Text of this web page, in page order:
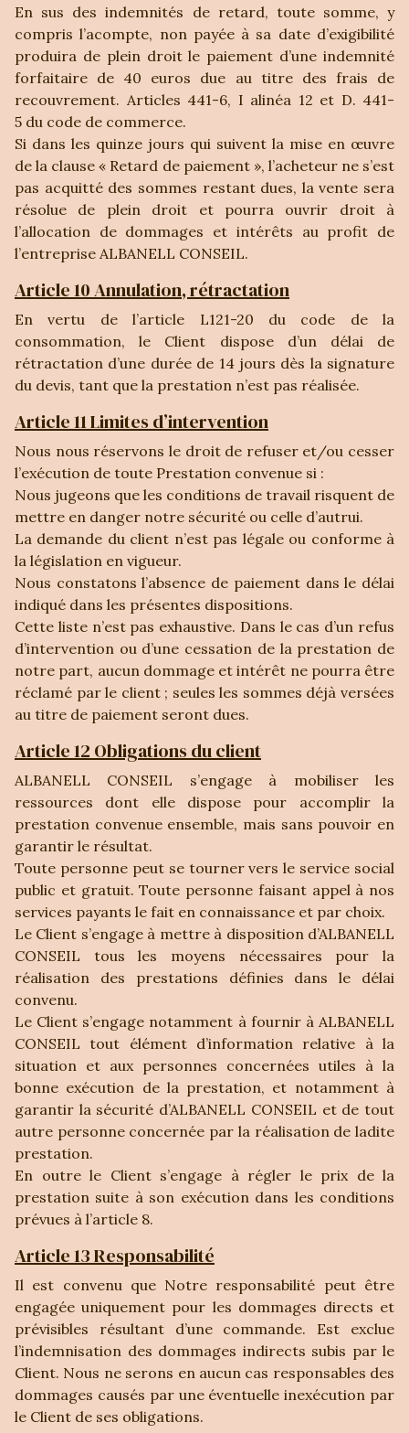
En sus des indemnités de retard, toute somme, y
compris l’acompte, non payée à sa date d’exigibilité
produira de plein droit le paiement d’une indemnité
forfaitaire de 40 euros due au titre des frais de
recouvrement. Articles 441-6, I alinéa 12 et D. 441-
5 du code de commerce.
Si dans les quinze jours qui suivent la mise en œuvre
de la clause « Retard de paiement », l’acheteur ne s’est
pas acquitté des sommes restant dues, la vente sera
résolue de plein droit et pourra ouvrir droit à
l’allocation de dommages et intérêts au profit de
l’entreprise ALBANELL CONSEIL.
Article 10 Annulation, rétractation
En vertu de l’article L121-20 du code de la
consommation, le Client dispose d’un délai de
rétractation d’une durée de 14 jours dès la signature
du devis, tant que la prestation n’est pas réalisée.
Article 11 Limites d’intervention
Nous nous réservons le droit de refuser et/ou cesser
l’exécution de toute Prestation convenue si :
Nous jugeons que les conditions de travail risquent de
mettre en danger notre sécurité ou celle d’autrui.
La demande du client n’est pas légale ou conforme à
la législation en vigueur.
Nous constatons l’absence de paiement dans le délai
indiqué dans les présentes dispositions.
Cette liste n’est pas exhaustive. Dans le cas d’un refus
d’intervention ou d’une cessation de la prestation de
notre part, aucun dommage et intérêt ne pourra être
réclamé par le client ; seules les sommes déjà versées
au titre de paiement seront dues.
Article 12 Obligations du client
ALBANELL CONSEIL s’engage à mobiliser les
ressources dont elle dispose pour accomplir la
prestation convenue ensemble, mais sans pouvoir en
garantir le résultat.
Toute personne peut se tourner vers le service social
public et gratuit. Toute personne faisant appel à nos
services payants le fait en connaissance et par choix.
Le Client s’engage à mettre à disposition d’ALBANELL
CONSEIL tous les moyens nécessaires pour la
réalisation des prestations définies dans le délai
convenu.
Le Client s’engage notamment à fournir à ALBANELL
CONSEIL tout élément d’information relative à la
situation et aux personnes concernées utiles à la
bonne exécution de la prestation, et notamment à
garantir la sécurité d’ALBANELL CONSEIL et de tout
autre personne concernée par la réalisation de ladite
prestation.
En outre le Client s’engage à régler le prix de la
prestation suite à son exécution dans les conditions
prévues à l’article 8.
Article 13 Responsabilité
Il est convenu que Notre responsabilité peut être
engagée uniquement pour les dommages directs et
prévisibles résultant d’une commande. Est exclue
l’indemnisation des dommages indirects subis par le
Client. Nous ne serons en aucun cas responsables des
dommages causés par une éventuelle inexécution par
le Client de ses obligations.